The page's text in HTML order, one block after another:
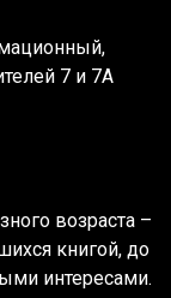
7 и 7А
возраста –
книгой, до
интересами.